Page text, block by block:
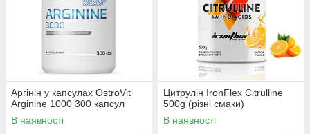
Аргінін у капсулах OstroVit
Arginine 1000 300 капсул
В наявності
Цитрулін IronFlex Citrulline
500g (різні смаки)
В наявності